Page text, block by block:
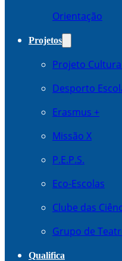
Orientação
Projetos
Projeto
Desporto
Erasmus +
Missão X
P.E.P.S.
Eco-Escolas
Clube das
Grupo de
Qualifica